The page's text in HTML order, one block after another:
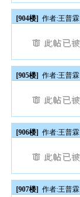
[904楼] 作者:王普霖
[905楼] 作者:王普霖
[906楼] 作者:王普霖
[907楼] 作者:王普霖